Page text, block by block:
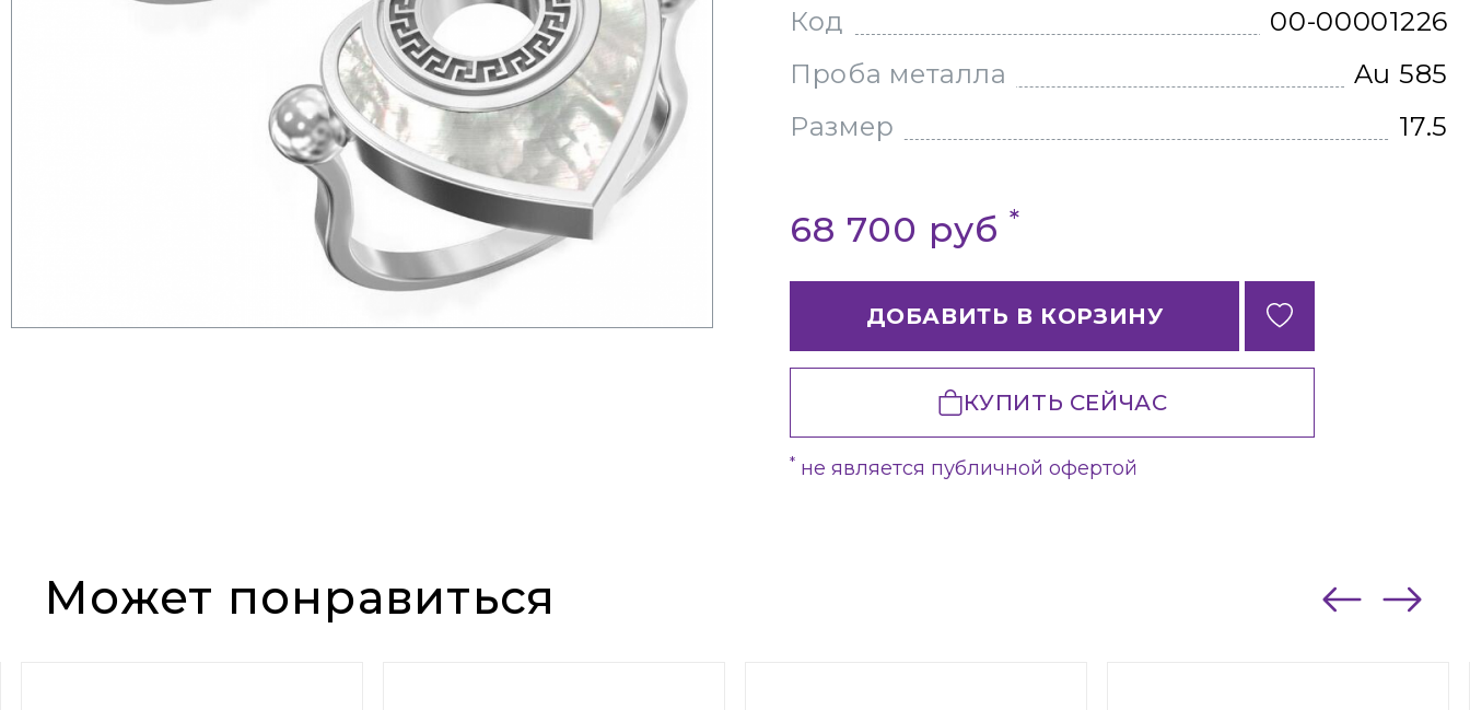
Код
00-00001226
Проба металла
Au 585
Размер
17.5
68 700 руб *
ДОБАВИТЬ В КОРЗИНУ
КУПИТЬ СЕЙЧАС
* не является публичной офертой
Может понравиться